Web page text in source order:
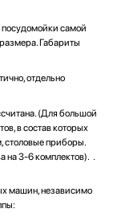
самой
Габариты
отдельно
(Для большой
в состав которых
столовые приборы.
на 3-6 комплектов). .
машин, независимо